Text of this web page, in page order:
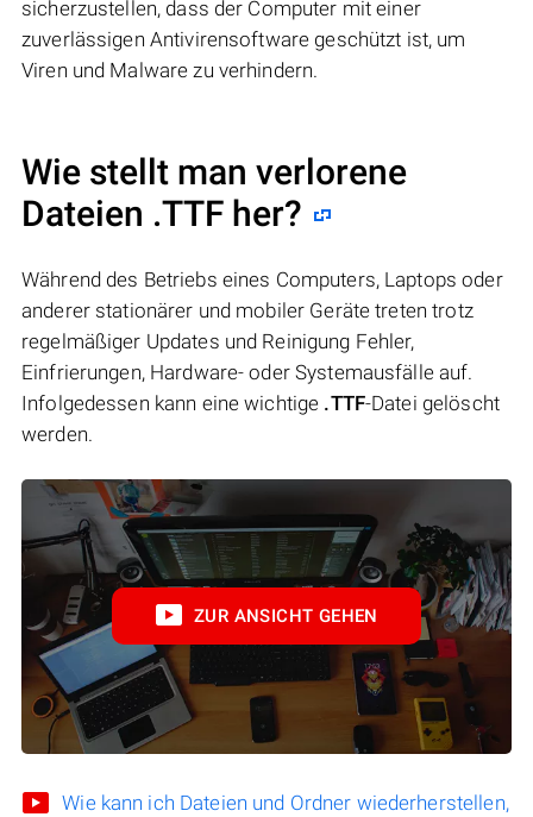
sicherzustellen, dass der Computer mit einer
zuverlässigen Antivirensoftware geschützt ist, um
Viren und Malware zu verhindern.
Wie stellt man verlorene
Dateien .TTF her?
Während des Betriebs eines Computers, Laptops oder
anderer stationärer und mobiler Geräte treten trotz
regelmäßiger Updates und Reinigung Fehler,
Einfrierungen, Hardware- oder Systemausfälle auf.
Infolgedessen kann eine wichtige .TTF-Datei gelöscht
werden.
ZUR ANSICHT GEHEN
Wie kann ich Dateien und Ordner wiederherstellen,